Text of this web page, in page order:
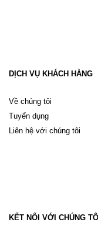
DỊCH VỤ KHÁCH HÀNG
Về chúng tôi
Tuyển dụng
Liên hệ với chúng tôi
KẾT NỐI VỚI CHÚNG TÔI